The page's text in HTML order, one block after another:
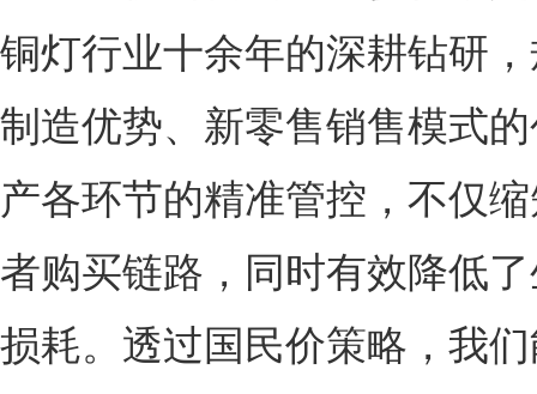
铜灯行业十余年的深耕钻研
制造优势、新零售销售模式
产各环节的精准管控，不仅
者购买链路，同时有效降低
损耗。透过国民价策略，我